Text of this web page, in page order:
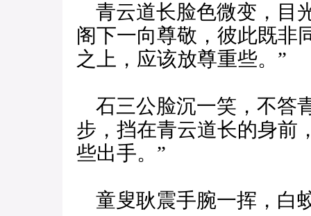
青云道长脸色微变，目
阁下一向尊敬，彼此既非
之上，应该放尊重些。”
石三公脸沉一笑，不答
步，挡在青云道长的身前
些出手。”
童叟耿震手腕一挥，白